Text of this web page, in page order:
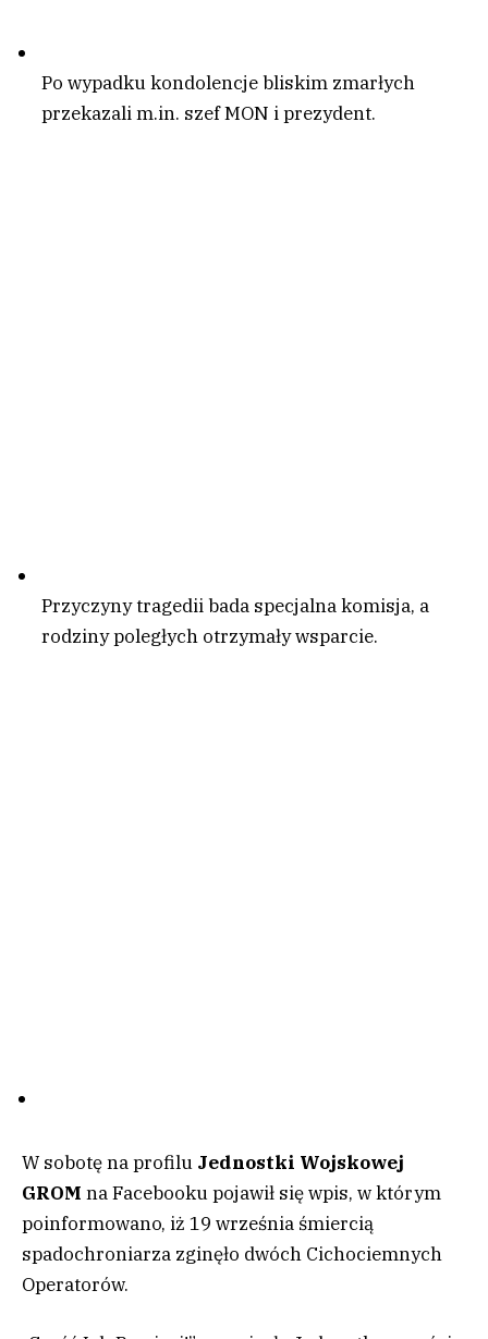
Po wypadku kondolencje bliskim zmarłych
przekazali m.in. szef MON i prezydent.
Przyczyny tragedii bada specjalna komisja, a
rodziny poległych otrzymały wsparcie.
W sobotę na profilu Jednostki Wojskowej
GROM na Facebooku pojawił się wpis, w którym
poinformowano, iż 19 września śmiercią
spadochroniarza zginęło dwóch Cichociemnych
Operatorów.